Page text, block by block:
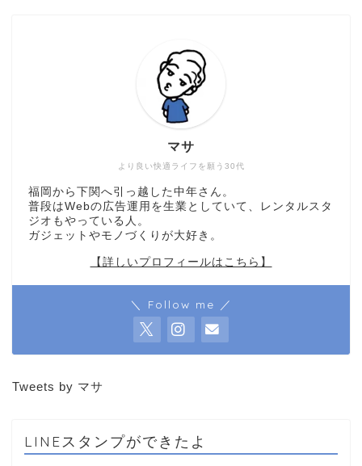
より良い快適ライフを願う30代
マサ
福岡から下関へ引っ越した中年さん。
普段はWebの広告運用を生業としていて、レンタルスタ
ジオもやっている人。
ガジェットやモノづくりが大好き。
【詳しいプロフィールはこちら】
＼ Follow me ／
Tweets by マサ
LINEスタンプができたよ